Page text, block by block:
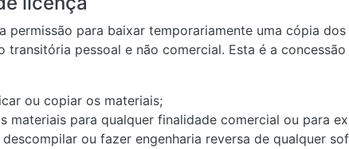
permissão para baixar temporariamente uma cópia
transitória pessoal e não comercial. Esta é a
ou copiar os materiais;
materiais para qualquer finalidade comercial ou para
ou fazer engenharia reversa de qualquer